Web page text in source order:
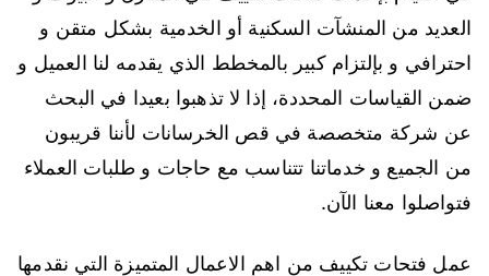
العديد من المنشآت السكنية أو الخدمية بشكل متقن و
احترافي و بإلتزام كبير بالمخطط الذي يقدمه لنا العميل و
ضمن القياسات المحددة، إذا لا تذهبوا بعيدا في البحث
عن شركة متخصصة في قص الخرسانات لأننا قريبون
من الجميع و خدماتنا تتناسب مع حاجات و طلبات العملاء
فتواصلوا معنا الآن.
عمل فتحات تكييف من اهم الاعمال المتميزة التي نقدمها